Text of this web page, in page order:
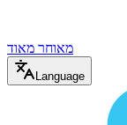
מאוחר מאוד
Language